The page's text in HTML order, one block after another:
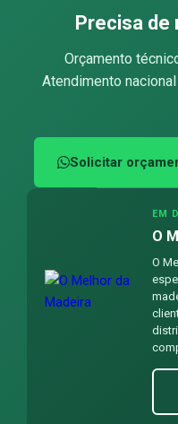
Precisa de
Orçamento
Atendimento
Solicitar
EM
O
O